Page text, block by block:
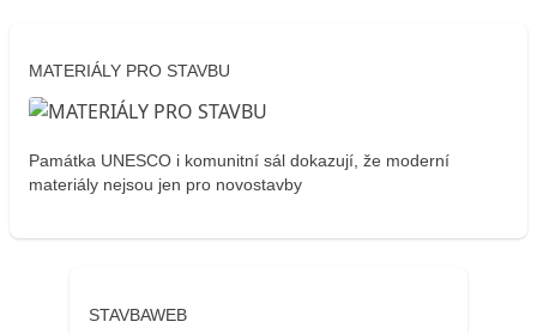
MATERIÁLY PRO STAVBU
Památka UNESCO i komunitní sál dokazují, že moderní
materiály nejsou jen pro novostavby
STAVBAWEB